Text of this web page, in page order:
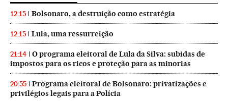
12:15 Bolsonaro, a destruição como estratégia
12:15 Lula, uma ressurreição
21:14
O programa eleitoral de Lula da Silva: subidas de
impostos para os ricos e proteção para as minorias
20:55
Programa eleitoral de Bolsonaro: privatizações e
privilégios legais para a Polícia